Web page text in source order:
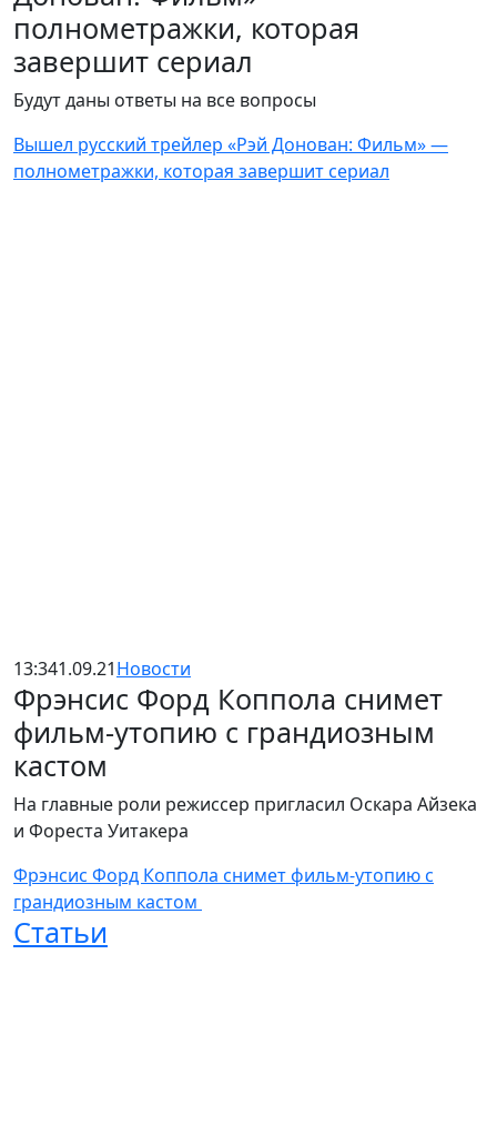
полнометражки, которая
завершит сериал
Будут даны ответы на все вопросы
Вышел русский трейлер «Рэй Донован: Фильм» —
полнометражки, которая завершит сериал
13:341.09.21Новости
Фрэнсис Форд Коппола снимет
фильм-утопию с грандиозным
кастом
На главные роли режиссер пригласил Оскара Айзека
и Фореста Уитакера
Фрэнсис Форд Коппола снимет фильм-утопию с
грандиозным кастом
Статьи